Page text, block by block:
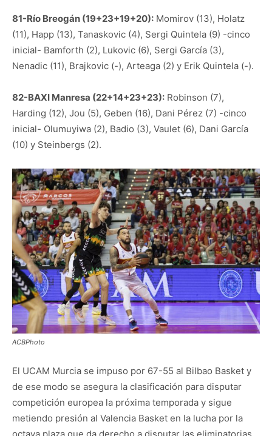
81-Río Breogán (19+23+19+20): Momirov (13), Holatz
(11), Happ (13), Tanaskovic (4), Sergi Quintela (9) -cinco
inicial- Bamforth (2), Lukovic (6), Sergi García (3),
Nenadic (11), Brajkovic (-), Arteaga (2) y Erik Quintela (-).
82-BAXI Manresa (22+14+23+23): Robinson (7),
Harding (12), Jou (5), Geben (16), Dani Pérez (7) -cinco
inicial- Olumuyiwa (2), Badio (3), Vaulet (6), Dani García
(10) y Steinbergs (2).
ACBPhoto
El UCAM Murcia se impuso por 67-55 al Bilbao Basket y
de ese modo se asegura la clasificación para disputar
competición europea la próxima temporada y sigue
metiendo presión al Valencia Basket en la lucha por la